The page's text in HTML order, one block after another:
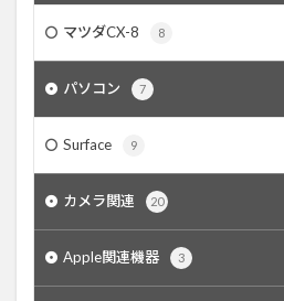
マツダCX-8 8
パソコン 7
Surface 9
カメラ関連 20
Apple関連機器 3